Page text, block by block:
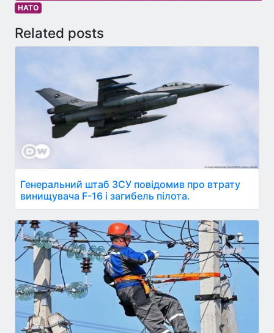
НАТО
Related posts
Генеральний штаб ЗСУ повідомив про втрату
винищувача F-16 і загибель пілота.